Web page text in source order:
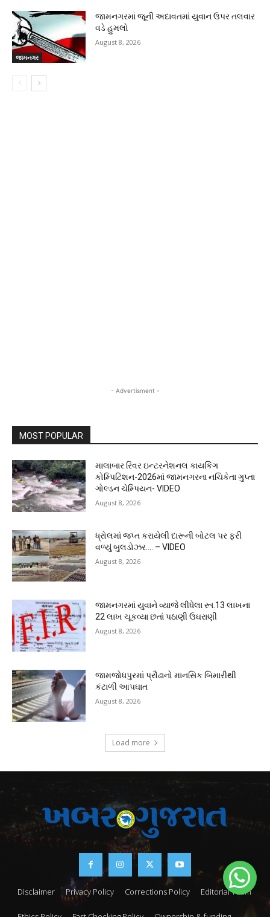
જામનગર
જામનગરમાં જૂની અદાવતમાં યુવાન ઉપર તલવાર
વડે હુમલો
August 8, 2026
- Advertisment -
MOST POPULAR
માલાબાર રિવર ઇન્ટરનેશનલ કાયકિંગ
કોમ્પિટિશન-2026માં જામનગરના નચિકેતા ગુપ્તા
ગોલ્ડન ચેમ્પિયન- VIDEO
August 8, 2026
ધ્રોલમાં જપ્ત કરાયેલી દારૂની બોટલ પર ફરી
વળ્યું બુલડોઝર…. – VIDEO
August 8, 2026
જામનગરમાં યુવાને વ્યાજે લીધેલા રૂા.13 લાખના
22 લાખ ચૂકવ્યા છતાં પઠાણી ઉઘરાણી
August 8, 2026
જામજોધપુરમાં પ્રૌઢાનો માનસિક બિમારીથી
કંટાળી આપઘાત
August 8, 2026
Load more
Disclaimer Privacy Policy Corrections Policy Editorial Team